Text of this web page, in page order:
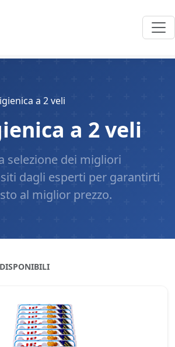
a 2 veli
a 2 veli
selezione dei migliori
dagli esperti per garantirti
al miglior prezzo.